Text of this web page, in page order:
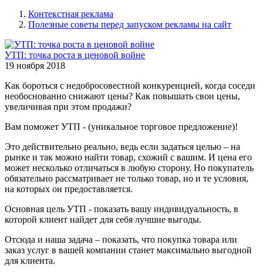
Контекстная реклама
Полезные советы перед запуском рекламы на сайт
УТП: точка роста в ценовой войне
19 ноября 2018
Как бороться с недобросовестной конкуренцией, когда соседи
необоснованно снижают цены? Как повышать свои цены,
увеличивая при этом продажи?
Вам поможет УТП - (уникальное торговое предложение)!
Это действительно реально, ведь если задаться целью – на
рынке и так можно найти товар, схожий с вашим. И цена его
может несколько отличаться в любую сторону. Но покупатель
обязательно рассматривает не только товар, но и те условия,
на которых он предоставляется.
Основная цель УТП - показать вашу индивидуальность, в
которой клиент найдет для себя лучшие выгоды.
Отсюда и наша задача – показать, что покупка товара или
заказ услуг в вашей компании станет максимально выгодной
для клиента.